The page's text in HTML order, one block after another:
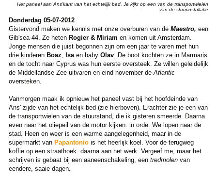
Het paneel aan Ans'kant van het echtelijk bed. Je kijkt op een van de transportwielen
van de stuurinstallatie
Donderdag 05-07-2012
Gistervond maken we kennis met onze overburen van deMaestro, een
Gib'sea 44. Ze heten Rogier & Miriam en komen uit Amsterdam.
Jonge mensen die juist begonnen zijn om een jaar te varen met hun
drie kinderen Boaz Isaen baby Olav. De boot kochten ze in Marmaris
en de tocht naar Cyprus was hun eerste oversteek. Ze willen geleidelijk
de Middellandse Zee uitvaren en eind november de Atlantic
oversteken.
Vanmorgen maak ik opnieuw het paneel vast bij het hoofdeinde van
Ans' zijde van het echtelijk bed (zie hierboven). Erachter zie je een van
de transportwielen van de stuurstand, die ik gisteren smeerde. Daarna
even naar het oliepeil van de motor kijken: in orde. We lopen naar de
stad. Heen en weer is een warme aangelegenheid, maar in de
supermarkt vanPapantoniois het heerlijk koel. Voor de terugweg
koffie op een straathoek. daarna aan het werk. Vergeef me, maar het
schrijven is gebaat bij een aaneenschakeling, een tredmolenvan
eendere, saaie dagen.